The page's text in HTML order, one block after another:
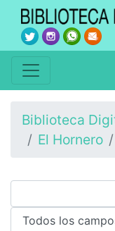
Biblioteca
El Hornero